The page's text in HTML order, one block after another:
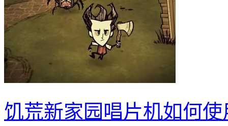
饥荒新家园唱片机如何